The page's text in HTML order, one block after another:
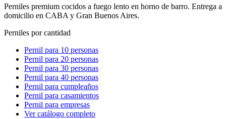
Perniles premium cocidos a fuego lento en horno de barro. Entrega a
domicilio en CABA y Gran Buenos Aires.
Perniles por cantidad
Pernil para 10 personas
Pernil para 20 personas
Pernil para 30 personas
Pernil para 40 personas
Pernil para cumpleaños
Pernil para casamientos
Pernil para empresas
Ver catálogo completo